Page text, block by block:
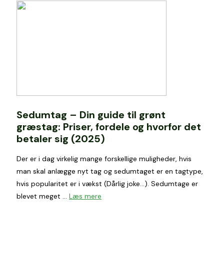
Sedumtag – Din guide til grønt
græstag: Priser, fordele og hvorfor det
betaler sig (2025)
Der er i dag virkelig mange forskellige muligheder, hvis
man skal anlægge nyt tag og sedumtaget er en tagtype,
hvis popularitet er i vækst (Dårlig joke…). Sedumtage er
blevet meget … Læs mere